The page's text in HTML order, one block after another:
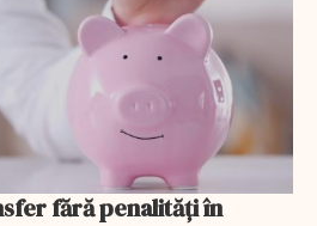
fără penalități în